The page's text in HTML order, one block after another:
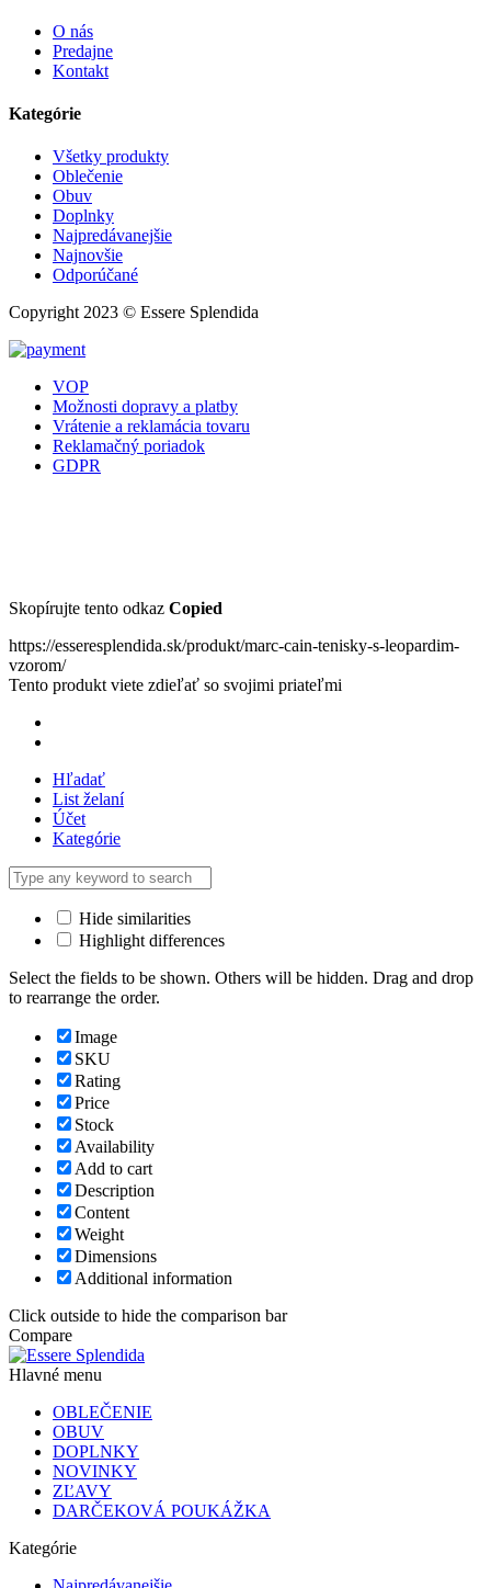
O nás
Predajne
Kontakt
Kategórie
Všetky produkty
Oblečenie
Obuv
Doplnky
Najpredávanejšie
Najnovšie
Odporúčané
Copyright 2023 © Essere Splendida
VOP
Možnosti dopravy a platby
Vrátenie a reklamácia tovaru
Reklamačný poriadok
GDPR
Skopírujte tento odkaz Copied
https://esseresplendida.sk/produkt/marc-cain-tenisky-s-leopardim-
vzorom/
Tento produkt viete zdieľať so svojimi priateľmi
Hľadať
List želaní
Účet
Kategórie
Hide similarities
Highlight differences
Select the fields to be shown. Others will be hidden. Drag and drop
to rearrange the order.
Image
SKU
Rating
Price
Stock
Availability
Add to cart
Description
Content
Weight
Dimensions
Additional information
Click outside to hide the comparison bar
Compare
Hlavné menu
OBLEČENIE
OBUV
DOPLNKY
NOVINKY
ZĽAVY
DARČEKOVÁ POUKÁŽKA
Kategórie